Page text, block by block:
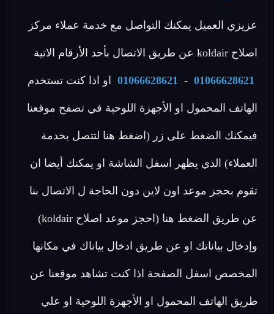
عزيزي العميل يمكنك التواصل مع خدمة عملاء مركز
اصلاح koldair عن طريق الاتصال بأحد الأرقام الاتية
01066628621
-
01066628621 او اذا كنت تستخدم
الهاتف المحمول او الأجهزة اللوحية في تصفح موقعنا
فيمكنك الضغط على زر (اضغط هنا لتتصل بخدمة
العملاء) الذي يظهر اسفل الشاشة او يمكنك أيضا ان
تقوم بحجز موعد اون لاين دون الحاجة ل الاتصال بنا
عن طريق الضغط هنا (احجز موعد اصلاح koldair)
وإدخال بياناتك او عن طريق ادخال بياناك في مكانها
المخصص اسفل الصفحة اذا كنت تشاهد موقعنا عن
طريق الهاتف المحمول او الأجهزة اللوحية او علي